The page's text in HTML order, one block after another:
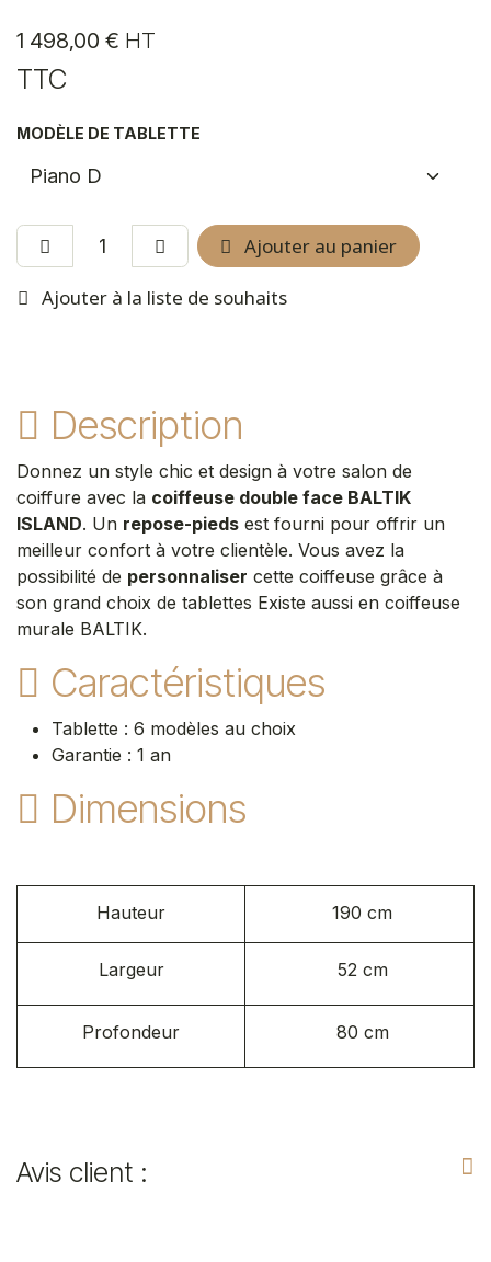
1 498,00 € HT
TTC
MODÈLE DE TABLETTE
Ajouter au panier
Ajouter à la liste de souhaits
Description
Donnez un style chic et design à votre salon de
coiffure avec la coiffeuse double face BALTIK
ISLAND. Un repose-pieds est fourni pour offrir un
meilleur confort à votre clientèle. Vous avez la
possibilité de personnaliser cette coiffeuse grâce à
son grand choix de tablettes Existe aussi en coiffeuse
murale BALTIK.
Caractéristiques
Tablette : 6 modèles au choix
Garantie : 1 an
Dimensions
Hauteur 190 cm
Largeur 52 cm
Profondeur 80 cm
Avis client :